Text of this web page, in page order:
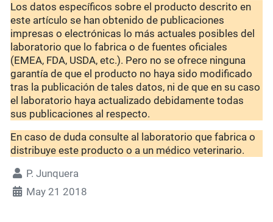
Los datos específicos sobre el producto descrito en
este artículo se han obtenido de publicaciones
impresas o electrónicas lo más actuales posibles del
laboratorio que lo fabrica o de fuentes oficiales
(EMEA, FDA, USDA, etc.). Pero no se ofrece ninguna
garantía de que el producto no haya sido modificado
tras la publicación de tales datos, ni de que en su caso
el laboratorio haya actualizado debidamente todas
sus publicaciones al respecto.
En caso de duda consulte al laboratorio que fabrica o
distribuye este producto o a un médico veterinario.
P. Junquera
May 21 2018